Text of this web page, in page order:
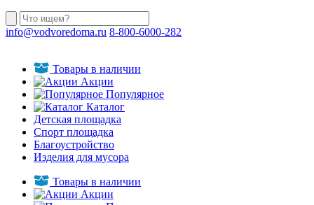
info@vodvoredoma.ru 8-800-6000-282
Товары в наличии
Акции
Популярное
Каталог
Детская площадка
Спорт площадка
Благоустройство
Изделия для мусора
Товары в наличии
Акции